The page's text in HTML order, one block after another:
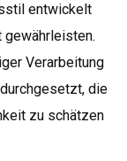
entwickelt
gewährleisten.
Verarbeitung
die
zu schätzen